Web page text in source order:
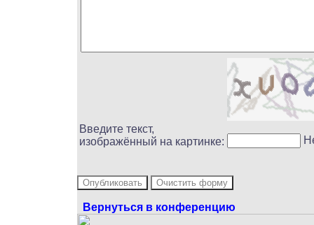
Введите текст,
изображённый на картинке:
Вернуться в конференцию